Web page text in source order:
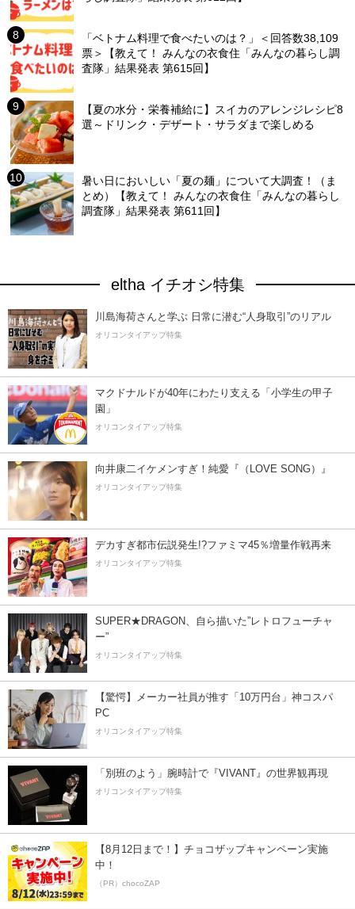
「ベトナム料理で食べたいのは？」＜回答数38,109
票＞【教えて！ みんなの衣食住「みんなの暮らし調
査隊」結果発表 第615回】
【夏の水分・栄養補給に】スイカのアレンジレシピ8
選～ドリンク・デザート・サラダまで楽しめる
暑い日においしい「夏の麺」について大調査！（ま
とめ）【教えて！ みんなの衣食住「みんなの暮らし
調査隊」結果発表 第611回】
eltha イチオシ特集
川島海荷さんと学ぶ 日常に潜む“人身取引”のリアル
オリコンタイアップ特集
マクドナルドが40年にわたり支える「小学生の甲子
園」
オリコンタイアップ特集
向井康二イケメンすぎ！純愛『（LOVE SONG）』
オリコンタイアップ特集
デカすぎ都市伝説発生!?ファミマ45％増量作戦再来
オリコンタイアップ特集
SUPER★DRAGON、自ら描いた”レトロフューチャ
ー”
オリコンタイアップ特集
【驚愕】メーカー社員が推す「10万円台」神コスパ
PC
オリコンタイアップ特集
「別班のよう」腕時計で『VIVANT』の世界観再現
オリコンタイアップ特集
【8月12日まで！】チョコザップキャンペーン実施
中！
（PR）chocoZAP